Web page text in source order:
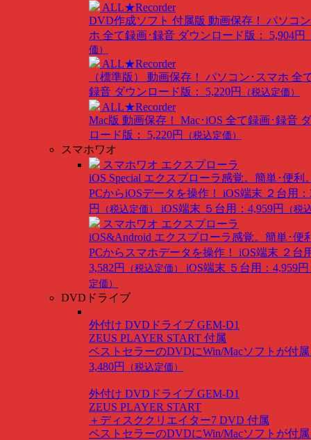
ALL★Recorder
DVD作成ソフト 付属版 動画保存！ パソコ
ホ 全て録画･録音 ダウンロード版： 5,904円
価）
ALL★Recorder
（標準版） 動画保存！ パソコン･スマホ 全
録音 ダウンロード版： 5,220円 （税込定価）
ALL★Recorder
Mac版 動画保存！ Mac･iOS 全て録画･録音
ロード版： 5,220円
（税込定価）
スマホワオ
スマホワオ エクスプローラ
iOS Special エクスプローラ感覚。簡単･便利
PCからiOSデータを操作！ iOS端末 ２台用：
円
（税込定価） iOS端末 ５台用：4,959円 （税
スマホワオ エクスプローラ
iOS&Android エクスプローラ感覚。簡単･便
PCからスマホデータを操作！ iOS端末 ２台
3,582円
（税込定価） iOS端末 ５台用：4,959円
定価）
DVDドライブ
外付け DVDドライブ GEM-D1
ZEUS PLAYER START 付属
ベストセラーのDVDにWin/Macソフトが付
3,480円
（税込定価）
外付け DVDドライブ GEM-D1
ZEUS PLAYER START
＋ディスククリエイター7 DVD 付属
ベストセラーのDVDにWin/Macソフトが付